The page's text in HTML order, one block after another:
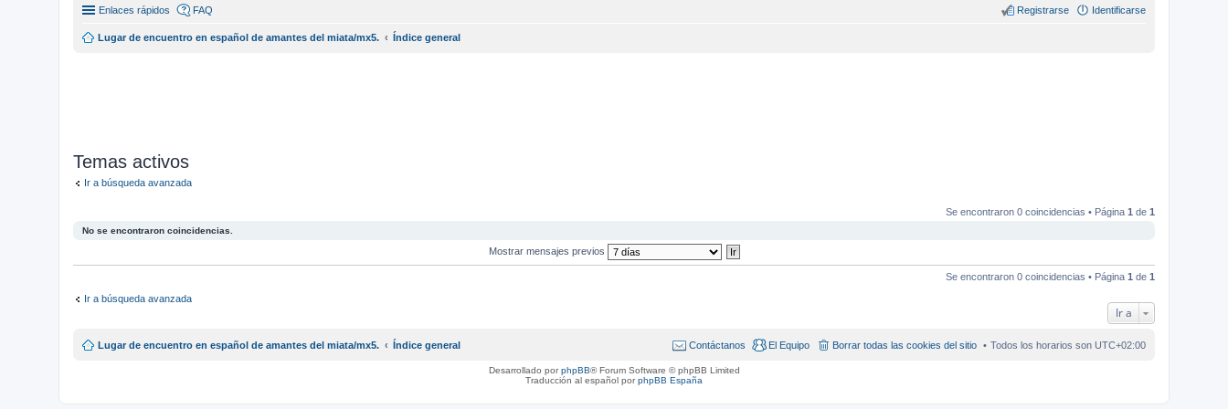
Enlaces rápidos FAQ Identificarse
Registrarse
Lugar de encuentro en español de amantes del miata/mx5. Índice general
Temas activos
Ir a búsqueda avanzada
Se encontraron 0 coincidencias • Página 1 de 1
No se encontraron coincidencias.
Mostrar mensajes previos
Se encontraron 0 coincidencias • Página 1 de 1
Ir a búsqueda avanzada
Ir a
Lugar de encuentro en español de amantes del miata/mx5. Índice general Todos los horarios son UTC+02:00
Borrar todas las cookies del sitio
El Equipo
Contáctanos
Desarrollado porphpBB® Forum Software © phpBB Limited
Traducción al español porphpBB España